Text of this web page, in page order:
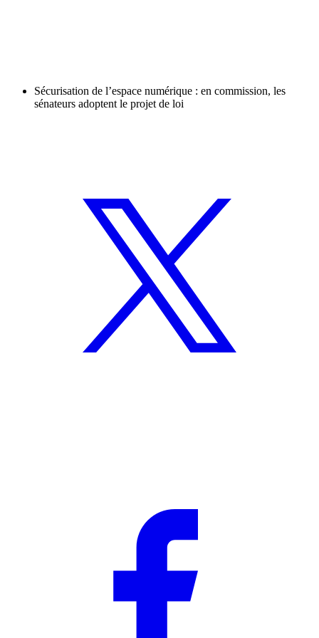
Sécurisation de l’espace numérique : en commission, les
sénateurs adoptent le projet de loi